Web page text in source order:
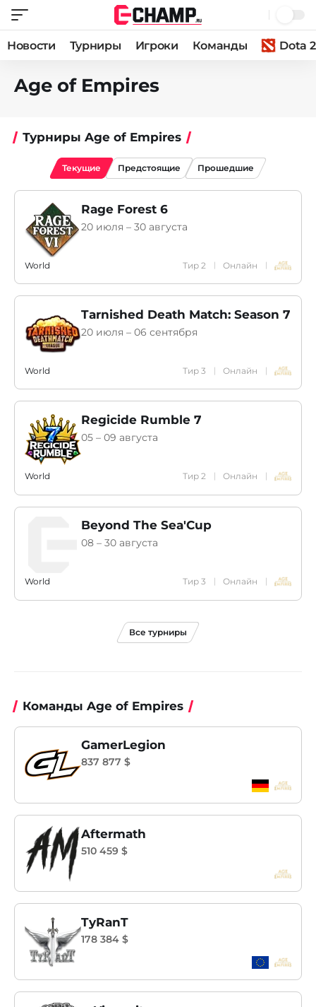
Новости Турниры Игроки Команды Dota 2
Age of Empires
Турниры Age of Empires
Текущие Предстоящие Прошедшие
Rage Forest 6
20 июля – 30 августа
World Тир 2 Онлайн
Tarnished Death Match: Season 7
20 июля – 06 сентября
World Тир 3 Онлайн
Regicide Rumble 7
05 – 09 августа
World Тир 2 Онлайн
Beyond The Sea'Cup
08 – 30 августа
World Тир 3 Онлайн
Все турниры
Команды Age of Empires
GamerLegion
837 877 $
Aftermath
510 459 $
TyRanT
178 384 $